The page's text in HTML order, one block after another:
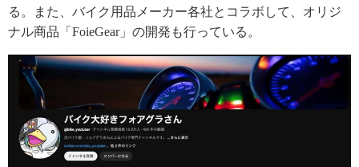
る。また、バイク用品メーカー各社とコラボして、オリジ
ナル商品「FoieGear」の開発も行っている。